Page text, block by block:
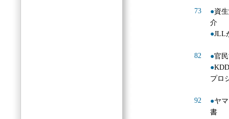
73 ●資
介
●JLL
82 ●官
●
プロ
92 ●ヤ
書